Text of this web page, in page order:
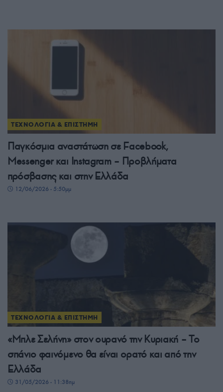
ΤΕΧΝΟΛΟΓΙΑ & ΕΠΙΣΤΗΜΗ
Παγκόσμια αναστάτωση σε Facebook,
Messenger και Instagram – Προβλήματα
πρόσβασης και στην Ελλάδα
12/06/2026 - 5:50μμ
ΤΕΧΝΟΛΟΓΙΑ & ΕΠΙΣΤΗΜΗ
«Μπλε Σελήνη» στον ουρανό την Κυριακή – Το
σπάνιο φαινόμενο θα είναι ορατό και από την
Ελλάδα
31/05/2026 - 11:38πμ